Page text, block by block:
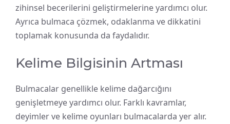
zihinsel becerilerini geliştirmelerine yardımcı olur.
Ayrıca bulmaca çözmek, odaklanma ve dikkatini
toplamak konusunda da faydalıdır.
Kelime Bilgisinin Artması
Bulmacalar genellikle kelime dağarcığını
genişletmeye yardımcı olur. Farklı kavramlar,
deyimler ve kelime oyunları bulmacalarda yer alır.